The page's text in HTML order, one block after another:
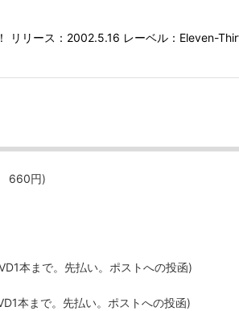
リリース：2002.5.16 レーベル：Eleven-
660円)
本まで。先払い。ポストへの投函)
本まで。先払い。ポストへの投函)